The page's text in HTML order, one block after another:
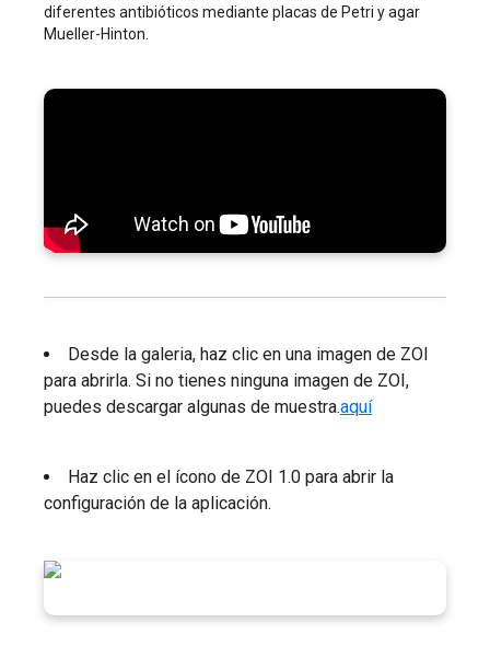
diferentes antibióticos mediante placas de Petri y agar
Mueller-Hinton.
Desde la galeria, haz clic en una imagen de ZOI
para abrirla. Si no tienes ninguna imagen de ZOI,
puedes descargar algunas de muestra.aquí
Haz clic en el ícono de ZOI 1.0 para abrir la
configuración de la aplicación.